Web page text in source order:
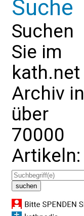
Suche
Suchen
Sie im
kath.net
Archiv in
über
70000
Artikeln: